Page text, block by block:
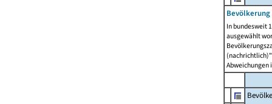
In bundesweit
ausgewählt
Abweichungen